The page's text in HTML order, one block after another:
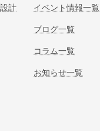
計
イベント情報一覧
ブログ一覧
コラム一覧
お知らせ一覧